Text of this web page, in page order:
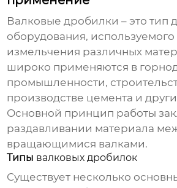
Валковые дробилки – это тип
оборудования, используемого
измельчения различных
широко применяются в
промышленности,
производстве цемента и
Основной принцип работы
раздавливании материала
вращающимися валками.
Типы валковых дробилок
Существует несколько